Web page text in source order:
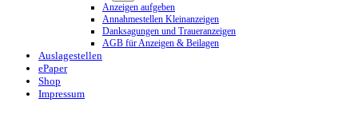
Anzeigen aufgeben
Annahmestellen Kleinanzeigen
Danksagungen und Traueranzeigen
AGB für Anzeigen & Beilagen
Auslagestellen
ePaper
Shop
Impressum